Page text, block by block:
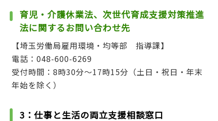
育児・介護休業法、次世代育成支援対策推進
法に関するお問い合わせ先
【埼玉労働局雇用環境・均等部 指導課】
電話：048-600-6269
受付時間：8時30分～17時15分（土日・祝日・年末
年始を除く）
3：仕事と生活の両立支援相談窓口